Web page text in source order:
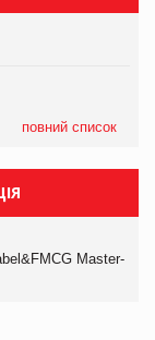
повний список
Master-